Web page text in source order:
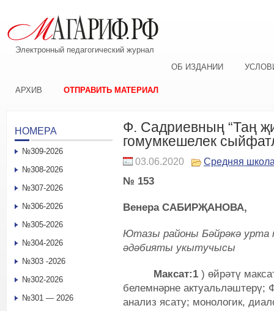
Электронный педагогический журнал
ОБ ИЗДАНИИ
АРХИВ ОТПРАВИТЬ МАТЕРИАЛ
Ф. Садриевның “Таң
гомумкешелек
03.06.2020 Средняя
№ 153
Венера САБИРҖАНОВА,
Ютазы районы Бәйрәкә
әдәбияты укытучысы
Максат:1 ) өйрәтү
белемнәрне актуальләштерү;
анализ ясату; монологик,
НОМЕРА
№309-2026
№308-2026
№307-2026
№306-2026
№305-2026
№304-2026
№303 -2026
№302-2026
№301 — 2026